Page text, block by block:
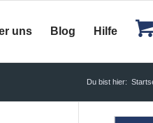
uns Blog Hilfe
Du bist hier: